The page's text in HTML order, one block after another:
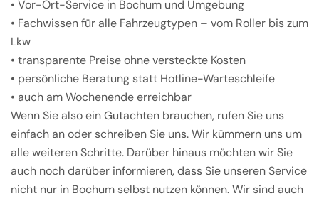
• Vor-Ort-Service in Bochum und Umgebung
• Fachwissen für alle Fahrzeugtypen – vom Roller bis zum
Lkw
• transparente Preise ohne versteckte Kosten
• persönliche Beratung statt Hotline-Warteschleife
• auch am Wochenende erreichbar
Wenn Sie also ein Gutachten brauchen, rufen Sie uns
einfach an oder schreiben Sie uns. Wir kümmern uns um
alle weiteren Schritte. Darüber hinaus möchten wir Sie
auch noch darüber informieren, dass Sie unseren Service
nicht nur in Bochum selbst nutzen können. Wir sind auch